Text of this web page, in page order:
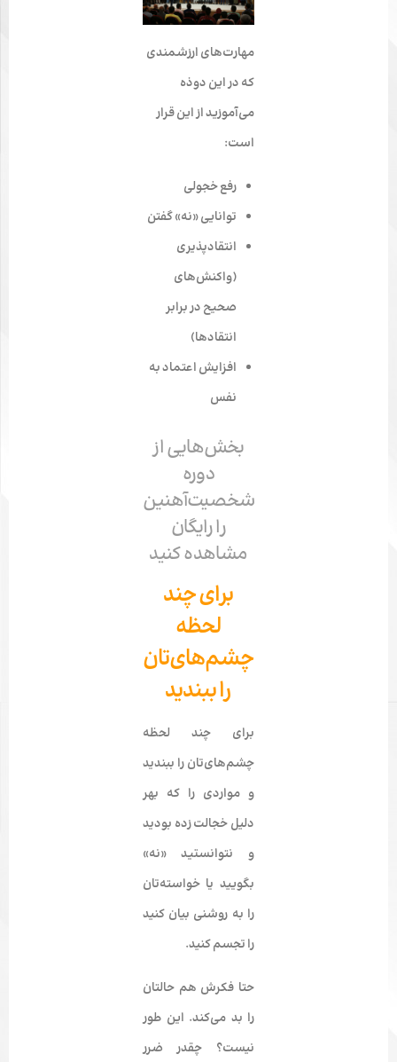
مهارت‌های ارزشمندی
که در این دوذه
می‌آموزید از این قرار
است:
رفع خجولی
توانایی «نه» گفتن
انتقاد‌پذیری
(واکنش‌های
صحیح در برابر
انتقادها)
افزایش اعتماد به
نفس
بخش‌هایی از
دوره
شخصیت‌آهنین
را رایگان
مشاهده کنید
براى چند
لحظه
چشم‌هاى‌تان
را ببنديد
برای چند لحظه
چشم‌های‌تان را ببندید
و مواردى را كه بهر
دليل خجالت زده بوديد
و نتوانستيد «نه»
بگوييد يا خواسته‌تان
را به روشنى بيان كنيد
را تجسم كنيد.
حتا فكرش هم حالتان
را بد مى‌كند. اين طور
نيست؟ چقدر ضرر